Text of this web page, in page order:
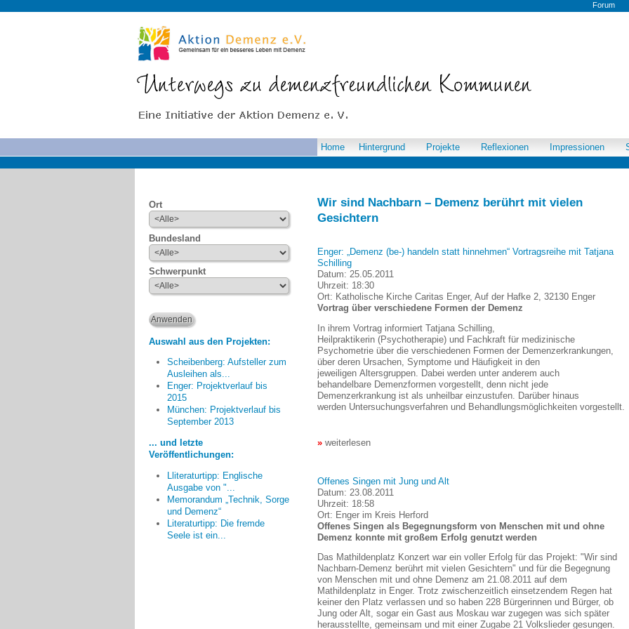
Forum
Wir sind Nachbarn – Demenz berührt mit vielen
Gesichtern
Enger: „Demenz (be-) handeln statt hinnehmen“ Vortragsreihe mit Tatjana
Schilling
Datum: 25.05.2011
Uhrzeit: 18:30
Ort: Katholische Kirche Caritas Enger, Auf der Hafke 2, 32130 Enger
Vortrag über verschiedene Formen der Demenz
In ihrem Vortrag informiert Tatjana Schilling,
Heilpraktikerin (Psychotherapie) und Fachkraft für medizinische
Psychometrie über die verschiedenen Formen der Demenzerkrankungen,
über deren Ursachen, Symptome und Häufigkeit in den
jeweiligen Altersgruppen. Dabei werden unter anderem auch
behandelbare Demenzformen vorgestellt, denn nicht jede
Demenzerkrankung ist als unheilbar einzustufen. Darüber hinaus
werden Untersuchungsverfahren und Behandlungsmöglichkeiten vorgestellt.
weiterlesen
Offenes Singen mit Jung und Alt
Datum: 23.08.2011
Uhrzeit: 18:58
Ort: Enger im Kreis Herford
Offenes Singen als Begegnungsform von Menschen mit und ohne
Demenz konnte mit großem Erfolg genutzt werden
Das Mathildenplatz Konzert war ein voller Erfolg für das Projekt: "Wir sind
Nachbarn-Demenz berührt mit vielen Gesichtern" und für die Begegnung
von Menschen mit und ohne Demenz am 21.08.2011 auf dem
Mathildenplatz in Enger. Trotz zwischenzeitlich einsetzendem Regen hat
keiner den Platz verlassen und so haben 228 Bürgerinnen und Bürger, ob
Jung oder Alt, sogar ein Gast aus Moskau war zugegen was sich später
herausstellte, gemeinsam und mit einer Zugabe 21 Volkslieder gesungen.
Home Hintergrund Projekte Reflexionen Impressionen
Ort
Bundesland
Schwerpunkt
Auswahl aus den Projekten:
Scheibenberg: Aufsteller zum
Ausleihen als...
Enger: Projektverlauf bis
2015
München: Projektverlauf bis
September 2013
... und letzte
Veröffentlichungen:
Lliteraturtipp: Englische
Ausgabe von "...
Memorandum „Technik, Sorge
und Demenz“
Literaturtipp: Die fremde
Seele ist ein...
Je mehr Bürger/innen
mitmachen, umso mehr kann
geschehen.
Günter Niermann, Enger